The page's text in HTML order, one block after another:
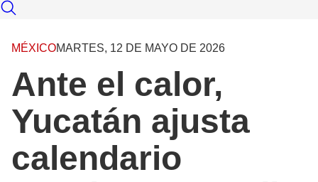
MÉXICOMARTES, 12 DE MAYO DE 2026
Ante el calor,
Yucatán ajusta
calendario